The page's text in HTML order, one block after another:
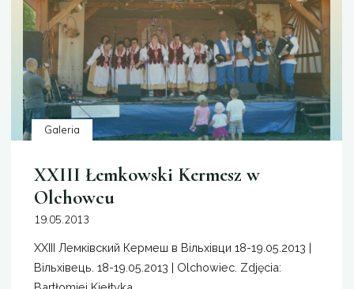
Galeria
XXIII Łemkowski Kermesz w
Olchowcu
19.05.2013
XXIII Лемківский Кeрмеш в Вільхівци 18-19.05.2013 |
Вільхівець. 18-19.05.2013 | Olchowiec. Zdjęcia: